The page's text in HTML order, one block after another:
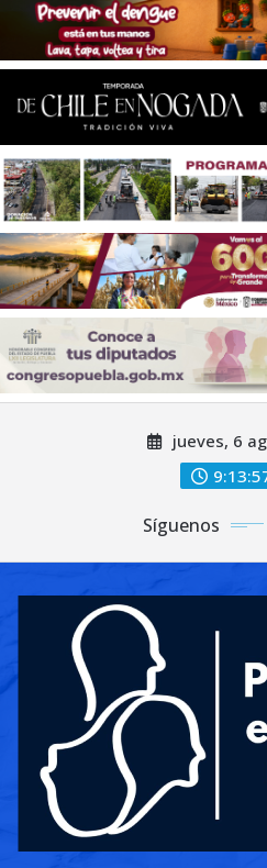
jueves, 6
Síguenos